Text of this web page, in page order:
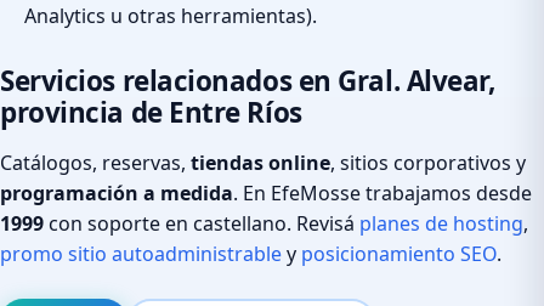
Analytics u otras herramientas).
Servicios relacionados en Gral. Alvear,
provincia de Entre Ríos
Catálogos, reservas, tiendas online, sitios corporativos y
programación a medida. En EfeMosse trabajamos desde
1999con soporte en castellano. Revisá planes de hosting,
promo sitio autoadministrabley posicionamiento SEO.